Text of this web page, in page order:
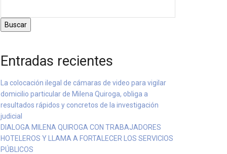
Buscar
Entradas recientes
La colocación ilegal de cámaras de video para vigilar
domicilio particular de Milena Quiroga, obliga a
resultados rápidos y concretos de la investigación
judicial
DIALOGA MILENA QUIROGA CON TRABAJADORES
HOTELEROS Y LLAMA A FORTALECER LOS SERVICIOS
PÚBLICOS